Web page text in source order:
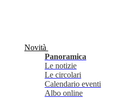
Novità
Panoramica
Le notizie
Le circolari
Calendario eventi
Albo online